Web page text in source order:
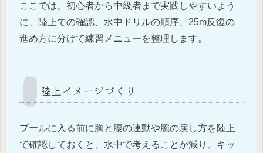
ここでは、初心者から中級者まで実践しやすいよう
に、陸上での確認、水中ドリルの順序、25m反復の
進め方に分けて練習メニューを整理します。
陸上イメージづくり
プールに入る前に胸と腰の連動や腕の戻し方を陸上
で確認しておくと、水中で考えることが減り、キッ